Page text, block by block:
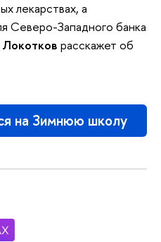
лекарствах, а
Северо-Западного банка
расскажет об
на Зимнюю школу